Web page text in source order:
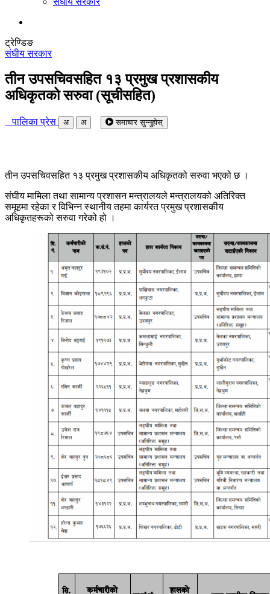
ट्रेण्डिङ
संघीय सरकार
तीन उपसचिवसहित १३ प्रमुख प्रशासकीय
अधिकृतको सरुवा (सूचीसहित)
पालिका प्रेस अ अ समाचार सुन्नुहोस्
तीन उपसचिवसहित १३ प्रमुख प्रशासकीय अधिकृतको सरुवा भएको छ ।
संघीय मामिला तथा सामान्य प्रशासन मन्त्रालयले मन्त्रालयको अतिरिक्त
समूहमा रहेका र विभिन्न स्थानीय तहमा कार्यरत प्रमुख प्रशासकीय
अधिकृतहरूको सरुवा गरेको हो ।